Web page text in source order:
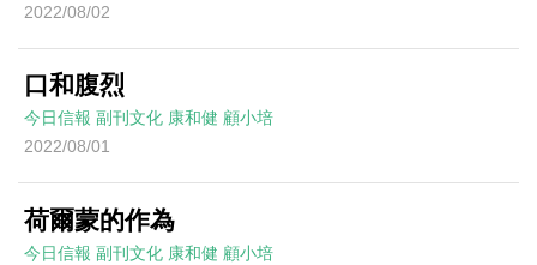
2022/08/02
口和腹烈
今日信報 副刊文化 康和健 顧小培
2022/08/01
荷爾蒙的作為
今日信報 副刊文化 康和健 顧小培